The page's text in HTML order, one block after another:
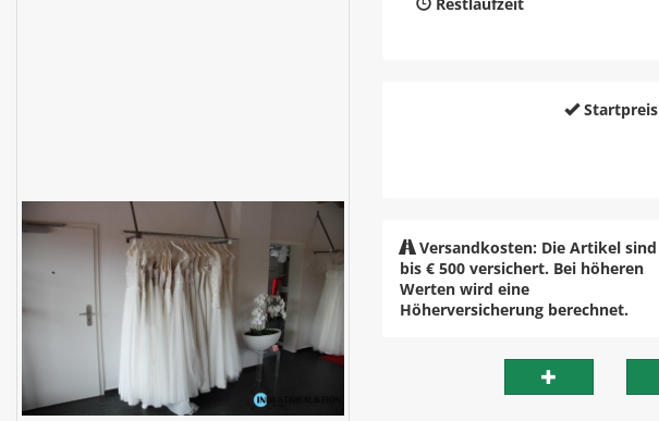
Startpreis
Versandkosten: Die Artikel sind
bis € 500 versichert. Bei höheren
Werten wird eine
Höherversicherung berechnet.